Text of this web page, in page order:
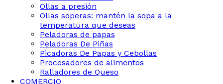
Ollas a presión
Ollas soperas: mantén la sopa a la
temperatura que deseas
Peladoras de papas
Peladoras De Piñas
Picadoras De Papas y Cebollas
Procesadores de alimentos
Ralladores de Queso
COMERCIO